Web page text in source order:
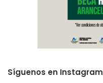
Síguenos en Instagram